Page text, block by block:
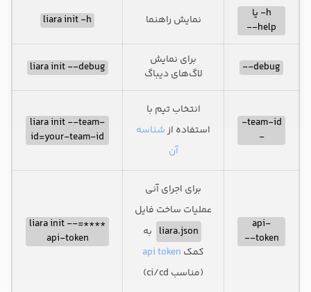
h- یا
help--
نمایش راهنما liara init -h
debug--
برای نمایش
لاگ‌های دیباگ
liara init --debug
team-id-
-
انتخاب تیم با
استفاده ازشناسه
آن
liara init --team-
id=your-team-id
api-
token--
برای اجرای آنی
عملیات ساخت فایل
liara.json به
کمک api token
(مناسب ci/cd)
****=liara init --
api-token